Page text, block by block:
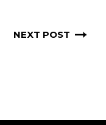
NEXT POST